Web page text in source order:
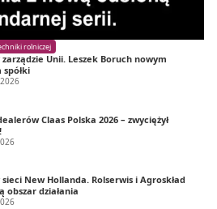
rolniczej
Unii. Leszek Boruch nowym
spółki
Claas Polska 2026 – zwyciężył
New Hollanda. Rolserwis i Agroskład
obszar działania